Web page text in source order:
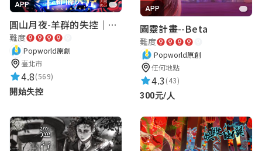
Pei Pei Kao
2021-12-31 16:31:00 ★★★★★
APP
圓山月夜-羊群的失控｜圓山飯店 ARG實境解謎遊戲
難度
Popworld原創
臺北市
4.8(569)
開始失控
APP
圖靈計畫--Beta
難度
Popworld原創
任何地點
4.3(43)
300元/人